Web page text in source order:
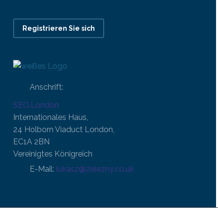
Registrieren Sie sich
Anschrift:
SEO.London
Internationales Haus,
24 Holborn Viaduct London,
EC1A 2BN
Vereinigtes Königreich
E-Mail: lukasz@zelezny.co.uk